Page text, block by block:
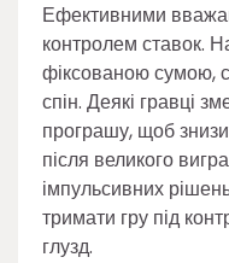
Ефективними
контролем ставок.
фіксованою сумою,
спін. Деякі гравці
програшу, щоб
після великого
імпульсивних
тримати гру під
глузд.